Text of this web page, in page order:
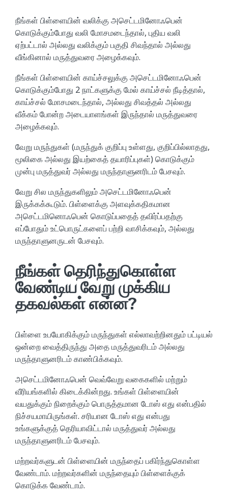
நீங்கள் பிள்ளையின் வலிக்கு அசெட்டமினோஃபென்
கொடுக்கும்போது வலி மோசமடைந்தால், புதிய வலி
ஏற்பட்டால் அல்லது வலிக்கும் பகுதி சிவந்தால் அல்லது
வீங்கினால் மருத்துவரை அழைக்கவும்.
நீங்கள் பிள்ளையின் காய்ச்சலுக்கு அசெட்டமினோஃபென்
கொடுக்கும்போது 2 நாட்களுக்கு மேல் காய்ச்சல் நீடித்தால்,
காய்ச்சல் மோசமடைந்தால், அல்லது சிவத்தல் அல்லது
வீக்கம் போன்ற அடையாளங்கள் இருந்தால் மருத்துவரை
அழைக்கவும்.
வேறு மருந்துகள் (மருந்துக் குறிப்பு உள்ளது, குறிப்பில்லாதது,
மூலிகை அல்லது இயற்கைத் தயாரிப்புகள்) கொடுக்கும்
முன்பு மருத்துவர் அல்லது மருந்தாளுனரிடம் பேசவும்.
வேறு சில மருந்துகளிலும் அசெட்டமினோஃபென்
இருக்கக்கூடும். பிள்ளைக்கு அளவுக்கதிகமான
அசெட்டமினொஃபென் கொடுப்பதைத் தவிர்ப்பதற்கு
எப்போதும் உட்பொருட்களைப் பற்றி வாசிக்கவும், அல்லது
மருந்தாளுனருடன் பேசவும்.
நீங்கள் தெரிந்துகொள்ள
வேண்டிய வேறு முக்கிய
தகவல்கள் என்ன?
பிள்ளை உபயோகிக்கும் மருந்துகள் எல்லாவற்றினதும் பட்டியல்
ஒன்றை வைத்திருந்து அதை மருத்துவரிடம் அல்லது
மருந்தாளுனரிடம் காண்பிக்கவும்.
அசெட்டமினோஃபென் வெவ்வேறு வகைகளில் மற்றும்
வீரியங்களில் கிடைக்கின்றது. உங்கள் பிள்ளையின்
வயதுக்கும் நிறைக்கும் பொருத்தமான டோஸ் எது என்பதில்
நிச்சயமாயிருங்கள். சரியான டோஸ் எது என்பது
உங்களுக்குத் தெரியாவிட்டால் மருத்துவர் அல்லது
மருந்தாளுனரிடம் பேசவும்.
மற்றவர்களுடன் பிள்ளையின் மருந்தைப் பகிர்ந்துகொள்ள
வேண்டாம். மற்றவர்களின் மருந்தையும் பிள்ளைக்குக்
கொடுக்க வேண்டாம்.